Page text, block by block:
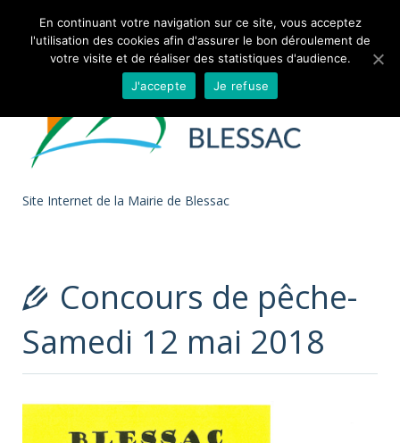
Site Internet de la Mairie de Blessac
Skip to
content
Concours de pêche-
Samedi 12 mai 2018
En continuant votre navigation sur ce site, vous acceptez
l'utilisation des cookies afin d'assurer le bon déroulement de
votre visite et de réaliser des statistiques d'audience.
J'accepte
Je refuse